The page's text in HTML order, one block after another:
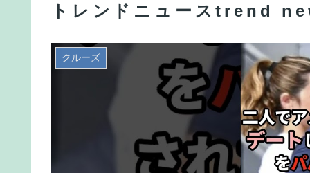
トレンドニュースtrend
クルーズ